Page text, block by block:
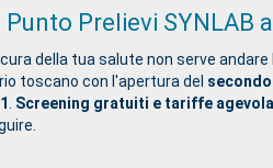
Punto Prelievi SYNLAB
della tua salute non serve
toscano con l'apertura del
Screening gratuiti e tariffe